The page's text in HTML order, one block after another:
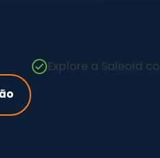
Explore a Saleoid